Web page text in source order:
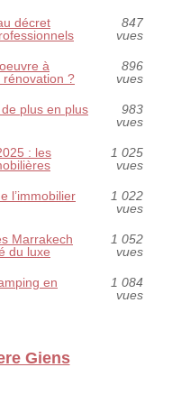
décret
847
vues
à
?
896
vues
plus en plus
983
vues
: les
1 025
vues
l’immobilier
1 022
vues
Marrakech
du luxe
1 052
vues
en
1 084
vues
Giens